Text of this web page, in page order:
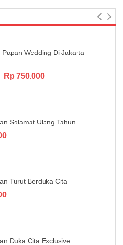
Papan Wedding Di Jakarta
Original
Rp 750.000Current
Selamat Ulang Tahun
Turut Berduka Cita
Duka Cita Exclusive